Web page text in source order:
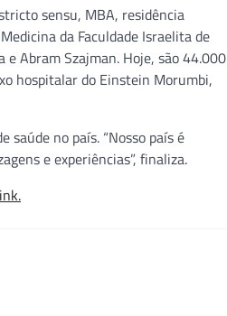
sensu, MBA, residência
da Faculdade Israelita de
Abram Szajman. Hoje, são 44.000
hospitalar do Einstein Morumbi,
saúde no país. “Nosso país é
e experiências”, finaliza.